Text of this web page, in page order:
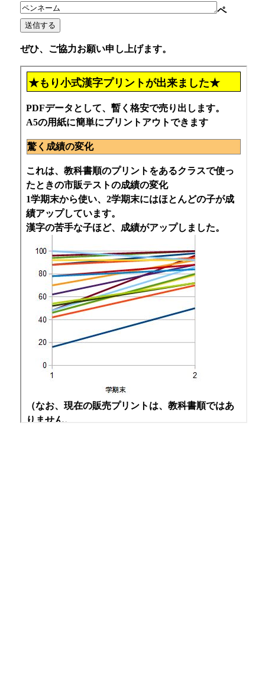
ペ
ぜひ、ご協力お願い申し上げます。